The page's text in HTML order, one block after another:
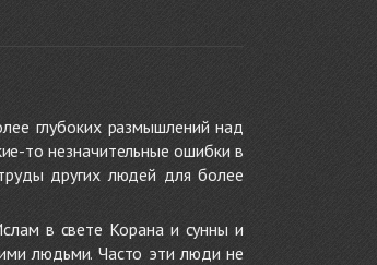
глубоких размышлений над
то незначительные ошибки в
других людей для более
в свете Корана и сунны и
людьми. Часто эти люди не